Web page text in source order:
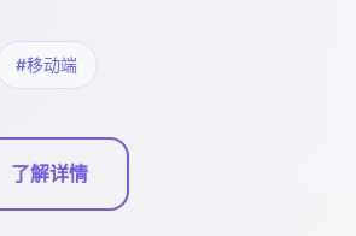
#移动端
了解详情